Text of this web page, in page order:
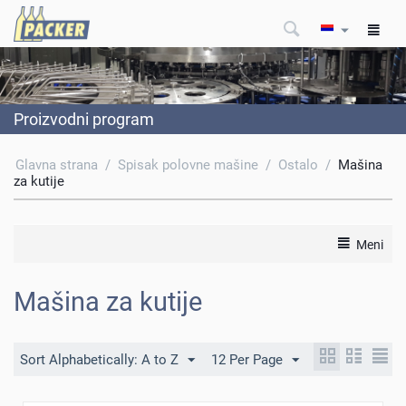
Proizvodni program
Glavna strana / Spisak polovne mašine / Ostalo / Mašina
za kutije
Meni
Mašina za kutije
Sort Alphabetically: A to Z 12 Per Page